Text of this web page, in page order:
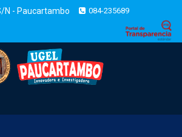
N - Paucartambo 084-235689